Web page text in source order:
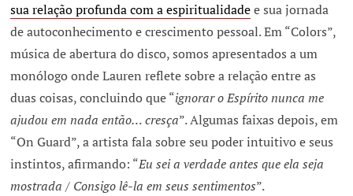
sua relação profunda com a espiritualidadee sua jornada
de autoconhecimento e crescimento pessoal. Em “Colors”,
música de abertura do disco, somos apresentados a um
monólogo onde Lauren reflete sobre a relação entre as
duas coisas, concluindo que “ignorar o Espírito nunca me
ajudou em nada então… cresça”. Algumas faixas depois, em
“On Guard”, a artista fala sobre seu poder intuitivo e seus
instintos, afirmando: “Eu sei a verdade antes que ela seja
mostrada / Consigo lê-la em seus sentimentos”.